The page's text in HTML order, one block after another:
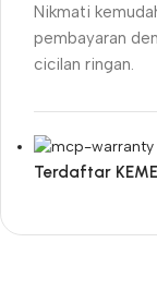
Nikmati
pembayaran
cicilan ringan.
Terdaftar